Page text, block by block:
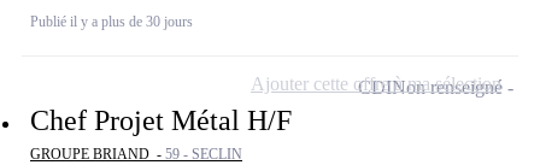
Publié il y a plus de 30 jours
Chef Projet Métal H/F
GROUPE BRIAND - 59 - SECLIN
CDINon renseigné
Ajouter cette offre à ma sélection